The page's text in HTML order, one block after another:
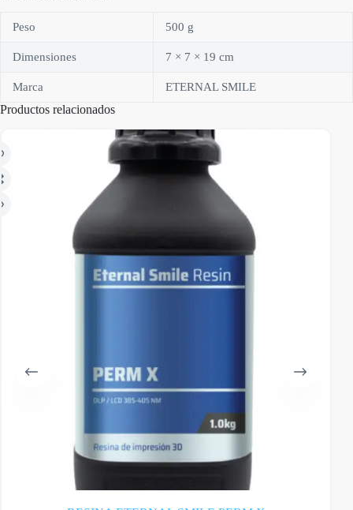
Peso 500 g
Dimensiones 7 × 7 × 19 cm
Marca ETERNAL SMILE
Productos relacionados